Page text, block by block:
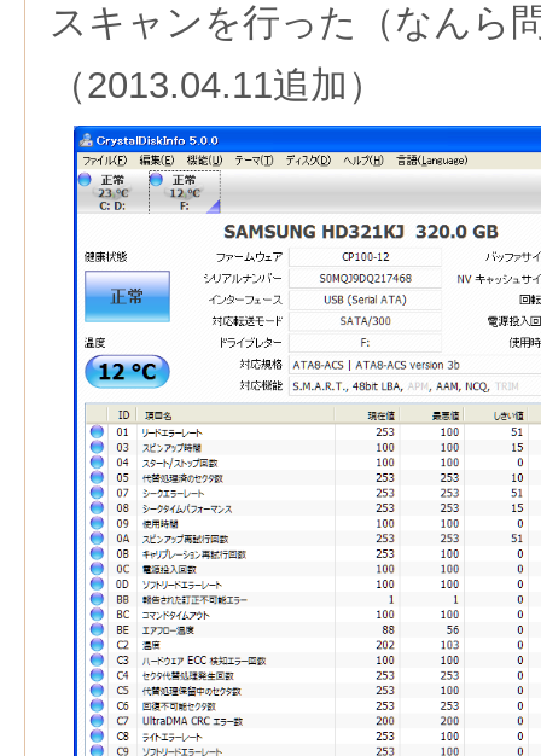
スキャンを行った（なんら
（2013.04.11追加）